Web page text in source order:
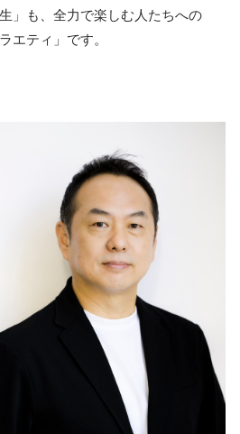
」も、全力で楽しむ人たちへの
エティ」です。